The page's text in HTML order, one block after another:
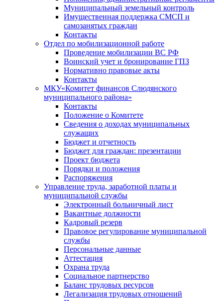
Муниципальный земельный контроль
Имущественная поддержка СМСП и
самозанятых граждан
Контакты
Отдел по мобилизационной работе
Проведение мобилизации ВС РФ
Воинский учет и бронирование ГПЗ
Нормативно правовые акты
Контакты
МКУ«Комитет финансов Слюдянского
муниципального района»
Контакты
Положение о Комитете
Сведения о доходах муниципальных
служащих
Бюджет и отчетность
Бюджет для граждан: презентации
Проект бюджета
Порядки и положения
Распоряжения
Управление труда, заработной платы и
муниципальной службы
Электронный больничный лист
Вакантные должности
Кадровый резерв
Правовое регулирование муниципальной
службы
Персональные данные
Аттестация
Охрана труда
Социальное партнерство
Баланс трудовых ресурсов
Легализация трудовых отношений